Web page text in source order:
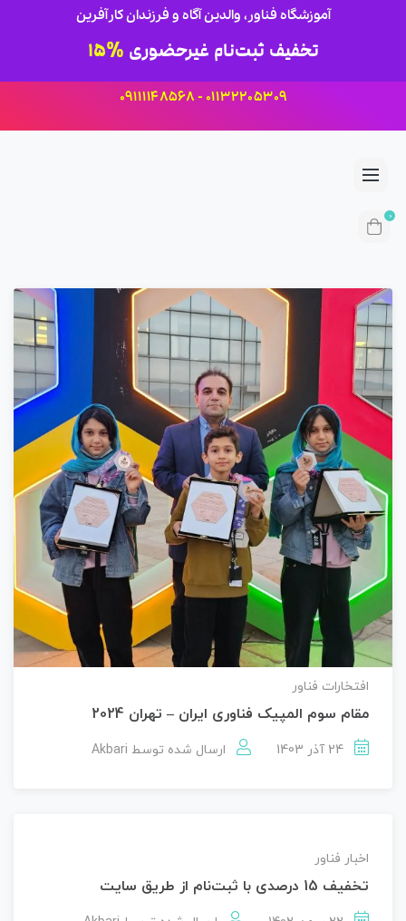
آموزشگاه فناور، والدین آگاه و فرزندان کارآفرین
تخفیف ثبت‌نام غیرحضوری 15%
01132205309 - 09111148568
0
افتخارات فناور
مقام سوم المپیک فناوری ایران – تهران 2024
24 آذر 1403 ارسال شده توسط Akbari
اخبار فناور
تخفیف 15 درصدی با ثبت‌نام از طریق سایت